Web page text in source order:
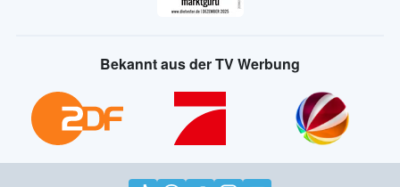
Bekannt aus der TV Werbung